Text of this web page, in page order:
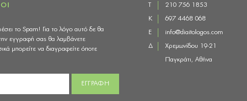
το Spam! Για το λόγο αυτό δε θα
εγγραφή σας θα λαμβάνετε
μπορείτε να διαγραφείτε όποτε
Τ 210 756 1853
Κ 697 4468 068
E info@diaitologos.com
Δ Χρεμωνίδου 19-21
Παγκράτι, Αθήνα